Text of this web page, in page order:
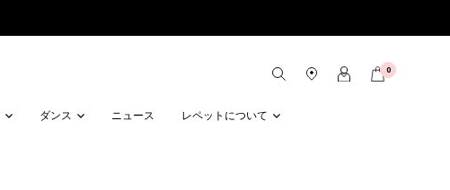
0
ダンス ニュース レペットについて